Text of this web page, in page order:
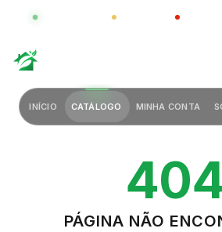
GLOBAL CHINA
INÍCIO CATÁLOGO MINHA CONTA
PÁGINA NÃO